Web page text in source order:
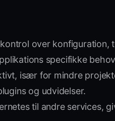
over konfiguration,
specifikke
især for mindre
og udvidelser.
til andre services,